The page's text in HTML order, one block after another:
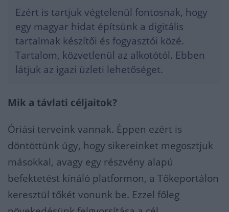
Ezért is tartjuk végtelenül fontosnak, hogy
egy magyar hidat építsünk a digitális
tartalmak készítői és fogyasztói közé.
Tartalom, közvetlenül az alkotótól. Ebben
látjuk az igazi üzleti lehetőséget.
Mik a távlati céljaitok?
Óriási terveink vannak. Éppen ezért is
döntöttünk úgy, hogy sikereinket megosztjuk
másokkal, avagy egy részvény alapú
befektetést kínáló platformon, a Tőkeportálon
keresztül tőkét vonunk be. Ezzel főleg